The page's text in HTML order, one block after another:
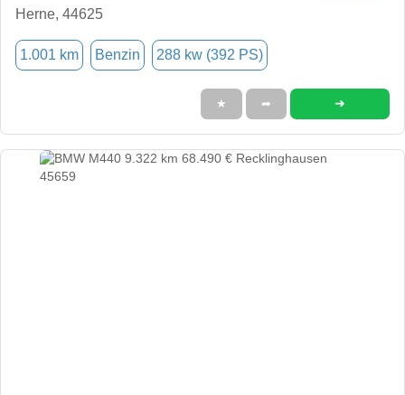
Herne, 44625
1.001 km Benzin 288 kw (392 PS)
★ ➦ ➜